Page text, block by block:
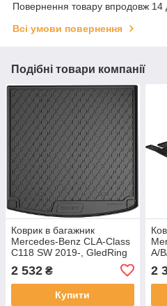
Повернення товару впродовж 14
Всі умови повернення
Подібні товари компанії
Коврик в багажник
Mercedes-Benz CLA-Class
C118 SW 2019-, GledRing
2 532 ₴
Купити
A/
2